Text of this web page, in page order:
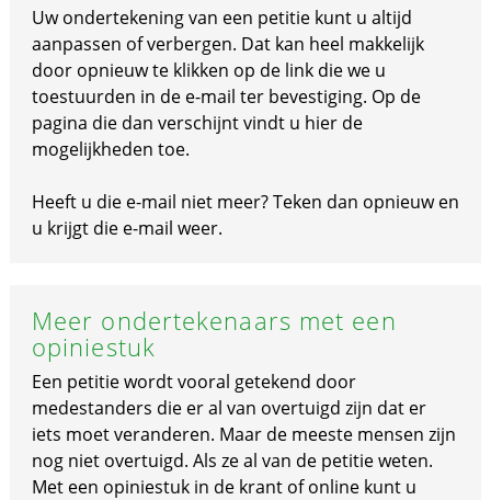
Uw ondertekening van een petitie kunt u altijd
aanpassen of verbergen. Dat kan heel makkelijk
door opnieuw te klikken op de link die we u
toestuurden in de e-mail ter bevestiging. Op de
pagina die dan verschijnt vindt u hier de
mogelijkheden toe.
Heeft u die e-mail niet meer? Teken dan opnieuw en
u krijgt die e-mail weer.
Meer ondertekenaars met een
opiniestuk
Een petitie wordt vooral getekend door
medestanders die er al van overtuigd zijn dat er
iets moet veranderen. Maar de meeste mensen zijn
nog niet overtuigd. Als ze al van de petitie weten.
Met een opiniestuk in de krant of online kunt u